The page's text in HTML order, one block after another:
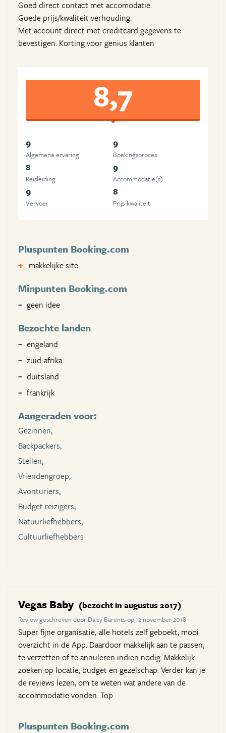
Goed direct contact met accomodatie.
Goede prijs/kwaliteit verhouding.
Met account direct met creditcard gegevens te
bevestigen. Korting voor genius klanten
8,7
9
Algemene ervaring
9
Boekingsproces
8
Reisleiding
9
Accommodatie(s)
9
Vervoer
8
Prijs-kwaliteit
Pluspunten Booking.com
makkelijke site
Minpunten Booking.com
geen idee
Bezochte landen
engeland
zuid-afrika
duitsland
frankrijk
Aangeraden voor:
Gezinnen,
Backpackers,
Stellen,
Vriendengroep,
Avonturiers,
Budget reizigers,
Natuurliefhebbers,
Cultuurliefhebbers
Vegas Baby (bezocht in augustus 2017)
Review geschreven door Daisy Barents op 12 november 2018
Super fijne organisatie, alle hotels zelf geboekt, mooi
overzicht in de App. Daardoor makkelijk aan te passen,
te verzetten of te annuleren indien nodig. Makkelijk
zoeken op locatie, budget en gezelschap. Verder kan je
de reviews lezen, om te weten wat andere van de
accommodatie vonden. Top
Pluspunten Booking.com